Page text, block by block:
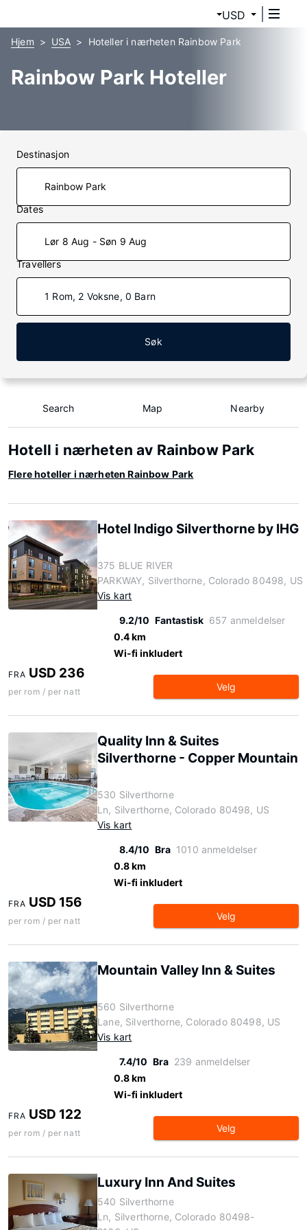
USD
Hjem USA Hoteller i nærheten Rainbow Park
Rainbow Park Hoteller
Destinasjon
Dates
Lør 8 Aug - Søn 9 Aug
Travellers
1 Rom, 2 Voksne, 0 Barn
Søk
Search Map Nearby
Hotell i nærheten av Rainbow Park
Flere hoteller i nærheten Rainbow Park
Hotel Indigo Silverthorne by IHG
375 BLUE RIVER
PARKWAY, Silverthorne, Colorado 80498, US
Vis kart
9.2/10 Fantastisk 657 anmeldelser
0.4 km
Wi-fi inkludert
FRA USD 236
per rom / per natt Velg
Quality Inn & Suites
Silverthorne - Copper Mountain
530 Silverthorne
Ln, Silverthorne, Colorado 80498, US
Vis kart
8.4/10 Bra 1010 anmeldelser
0.8 km
Wi-fi inkludert
FRA USD 156
per rom / per natt Velg
Mountain Valley Inn & Suites
560 Silverthorne
Lane, Silverthorne, Colorado 80498, US
Vis kart
7.4/10 Bra 239 anmeldelser
0.8 km
Wi-fi inkludert
FRA USD 122
per rom / per natt Velg
Luxury Inn And Suites
540 Silverthorne
Ln, Silverthorne, Colorado 80498-